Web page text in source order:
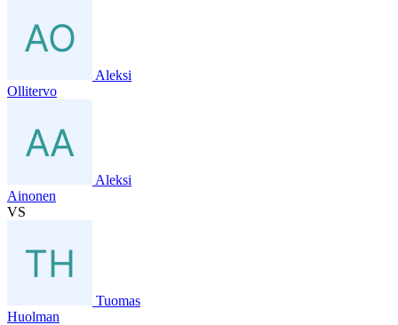
Aleksi
Ollitervo
Aleksi
Ainonen
VS
Tuomas
Huolman